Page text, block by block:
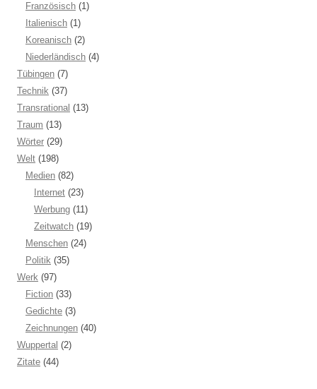
Französisch (1)
Italienisch (1)
Koreanisch (2)
Niederländisch (4)
Tübingen (7)
Technik (37)
Transrational (13)
Traum (13)
Wörter (29)
Welt (198)
Medien (82)
Internet (23)
Werbung (11)
Zeitwatch (19)
Menschen (24)
Politik (35)
Werk (97)
Fiction (33)
Gedichte (3)
Zeichnungen (40)
Wuppertal (2)
Zitate (44)